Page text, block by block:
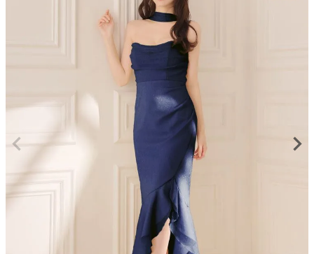
ロングドレス
タイトロングドレス
Aラインロングドレス